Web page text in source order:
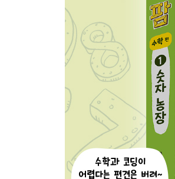
_미션 10: 통계 자료를 보고
12장 슝슝~ 구구 스노모빌
_미션 11: 프랙털 도형을 색
13장 0 속으로!